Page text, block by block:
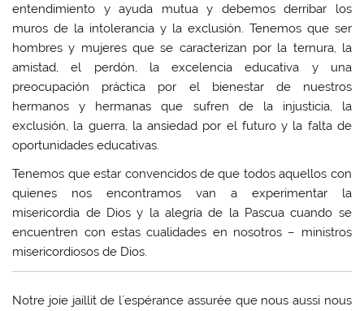
entendimiento y ayuda mutua y debemos derribar los
muros de la intolerancia y la exclusión. Tenemos que ser
hombres y mujeres que se caracterizan por la ternura, la
amistad, el perdón, la excelencia educativa y una
preocupación práctica por el bienestar de nuestros
hermanos y hermanas que sufren de la injusticia, la
exclusión, la guerra, la ansiedad por el futuro y la falta de
oportunidades educativas.
Tenemos que estar convencidos de que todos aquellos con
quienes nos encontramos van a experimentar la
misericordia de Dios y la alegría de la Pascua cuando se
encuentren con estas cualidades en nosotros – ministros
misericordiosos de Dios.
Notre joie jaillit de l´espérance assurée que nous aussi nous